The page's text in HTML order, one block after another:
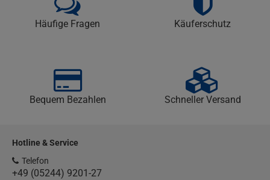
Häufige Fragen Käuferschutz
Bequem Bezahlen Schneller Versand
Hotline & Service
Telefon
+49 (05244) 9201-27